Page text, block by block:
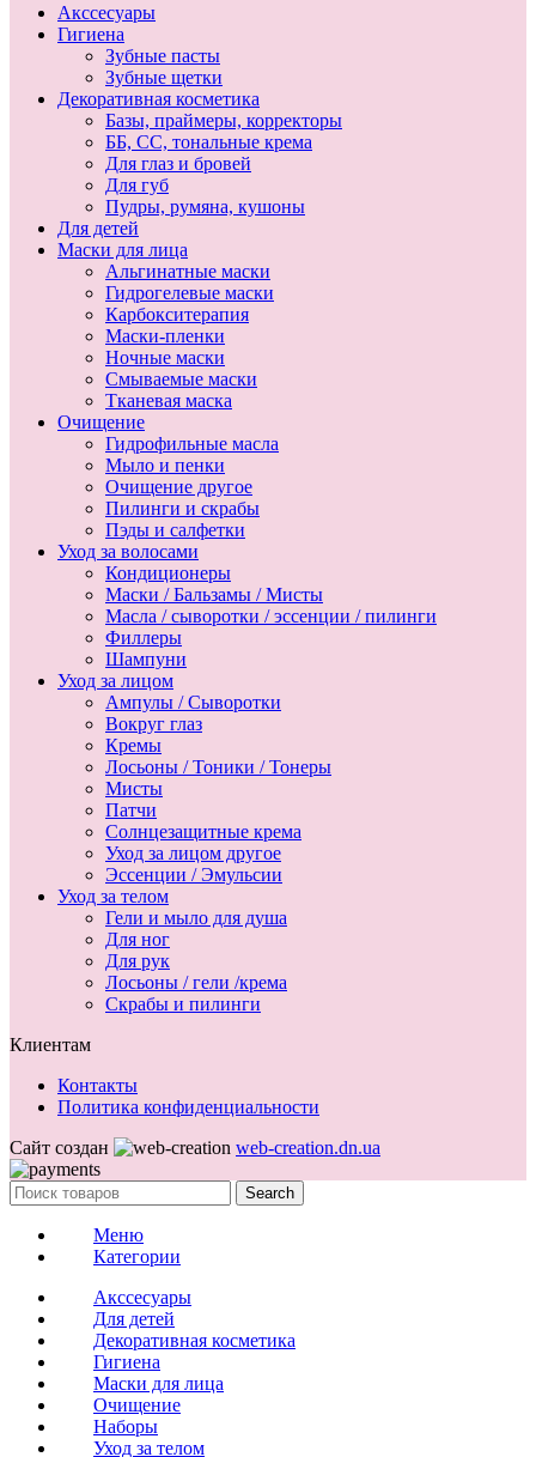
Акссесуары
Гигиена
Зубные пасты
Зубные щетки
Декоративная косметика
Базы, праймеры, корректоры
ББ, СС, тональные крема
Для глаз и бровей
Для губ
Пудры, румяна, кушоны
Для детей
Маски для лица
Альгинатные маски
Гидрогелевые маски
Карбокситерапия
Маски-пленки
Ночные маски
Смываемые маски
Тканевая маска
Очищение
Гидрофильные масла
Мыло и пенки
Очищение другое
Пилинги и скрабы
Пэды и салфетки
Уход за волосами
Кондиционеры
Маски / Бальзамы / Мисты
Масла / сыворотки / эссенции / пилинги
Филлеры
Шампуни
Уход за лицом
Ампулы / Сыворотки
Вокруг глаз
Кремы
Лосьоны / Тоники / Тонеры
Мисты
Патчи
Солнцезащитные крема
Уход за лицом другое
Эссенции / Эмульсии
Уход за телом
Гели и мыло для душа
Для ног
Для рук
Лосьоны / гели /крема
Скрабы и пилинги
Клиентам
Контакты
Политика конфиденциальности
Сайт создан
web-creation.dn.ua
Search
Меню
Категории
Акссесуары
Для детей
Декоративная косметика
Гигиена
Маски для лица
Очищение
Наборы
Уход за телом